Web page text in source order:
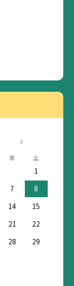
金 土
1
7
8
14
15
21
22
28
29